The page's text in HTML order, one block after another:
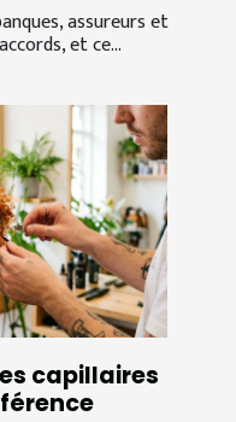
assureurs et
et ce...
capillaires